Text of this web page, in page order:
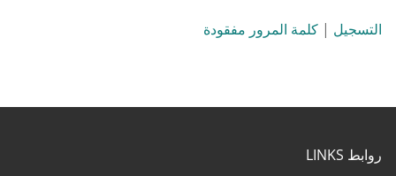
التسجيل | كلمة المرور مفقودة
روابط LINKS